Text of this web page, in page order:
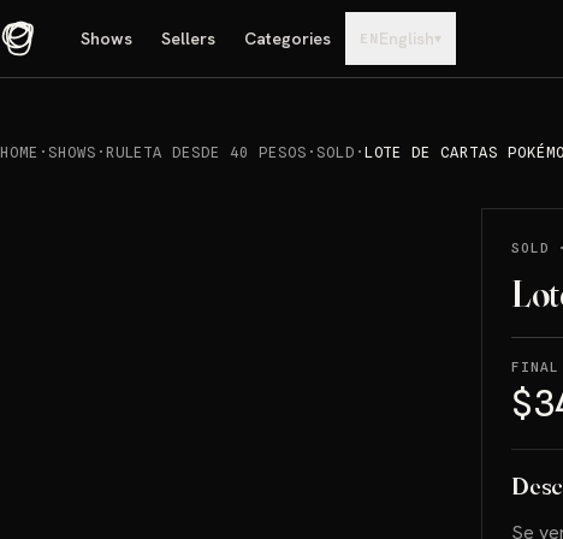
Shows Sellers Categories EN English▾
HOME · SHOWS · RULETA DESDE 40 PESOS · SOLD · LOTE DE CARTAS
SOLD
FINAL
Se